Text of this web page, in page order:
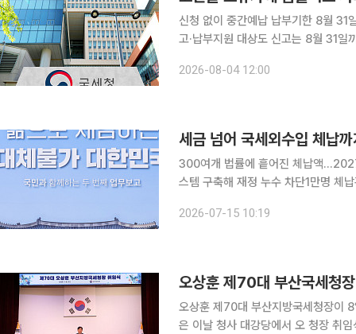
신청 없이 중간예납 납부기한 8월
고·납부지원 대상도 신고는 8월 31일까지…납부만 두 달 연
월 초까지 미룰 수 있게 된다. 올해 중
2026-08-04 12:00
세금 넘어 국세외수입 체납
300여개 법률에 흩어진 체납액
스템 구축해 재정 누수 차단1만명 체납관리
여개 법률에 따라 제각각 관리하던
2026-07-15 10:19
오상훈 제70대 부산국세청
오상훈 제70대 부산지방국세청장이 8일 취
은 이날 청사 대강당에서 오 청장 취임식을 개최했다고 밝